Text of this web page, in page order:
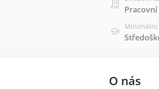
Pracovní
Minimální
O nás